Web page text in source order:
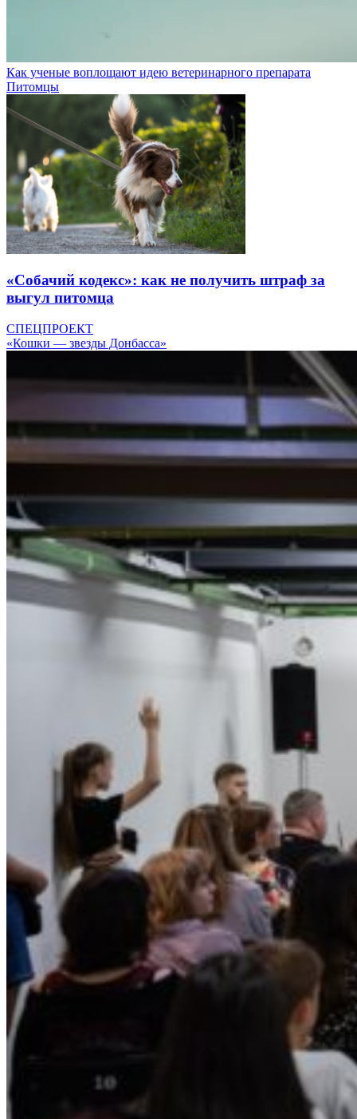
Как ученые воплощают идею ветеринарного препарата
Питомцы
«Собачий кодекс»: как не получить штраф за
выгул питомца
СПЕЦПРОЕКТ
«Кошки — звезды Донбасса»